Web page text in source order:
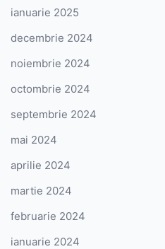
ianuarie 2025
decembrie 2024
noiembrie 2024
octombrie 2024
septembrie 2024
mai 2024
aprilie 2024
martie 2024
februarie 2024
ianuarie 2024